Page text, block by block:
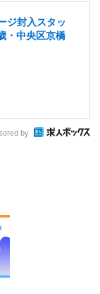
ジ封入スタッ
・中央区京橋
by